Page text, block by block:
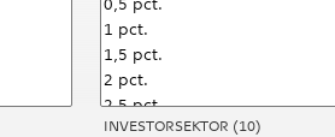
INVESTORSEKTOR (10)